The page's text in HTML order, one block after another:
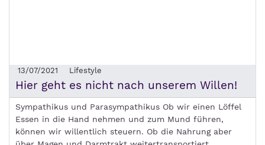
13/07/2021 Lifestyle
Hier geht es nicht nach unserem Willen!
Sympathikus und Parasympathikus Ob wir einen Löffel
Essen in die Hand nehmen und zum Mund führen,
können wir willentlich steuern. Ob die Nahrung aber